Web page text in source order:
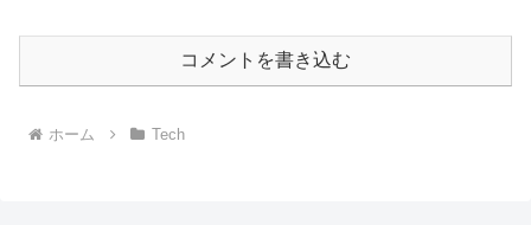
コメントを書き込む
ホーム Tech